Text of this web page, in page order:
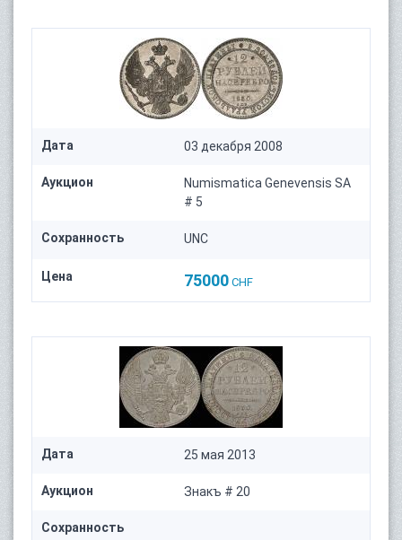
Дата 03 декабря 2008
Аукцион
Numismatica Genevensis SA
# 5
Сохранность UNC
Цена 75000 CHF
Дата 25 мая 2013
Аукцион Знакъ # 20
Сохранность